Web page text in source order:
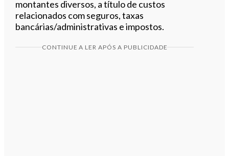
montantes diversos, a título de custos
relacionados com seguros, taxas
bancárias/administrativas e impostos.
CONTINUE A LER APÓS A PUBLICIDADE